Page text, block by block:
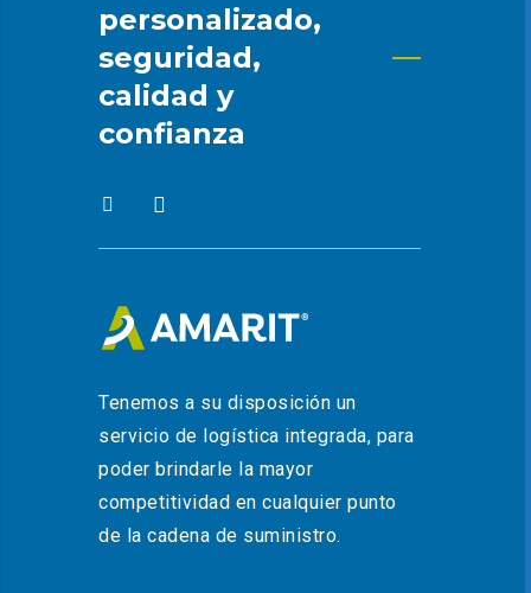
personalizado,
seguridad,
calidad y
confianza
Tenemos a su disposición un
servicio de logística integrada, para
poder brindarle la mayor
competitividad en cualquier punto
de la cadena de suministro.